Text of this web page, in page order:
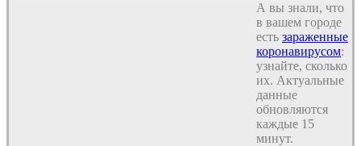
А вы знали, что
в вашем городе
есть зараженные
коронавирусом:
узнайте, сколько
их. Актуальные
данные
обновляются
каждые 15
минут.